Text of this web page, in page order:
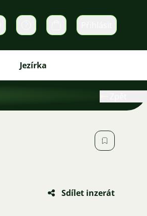
Soukromé zprávy Košík
Jezírka
Sdílet inzerát